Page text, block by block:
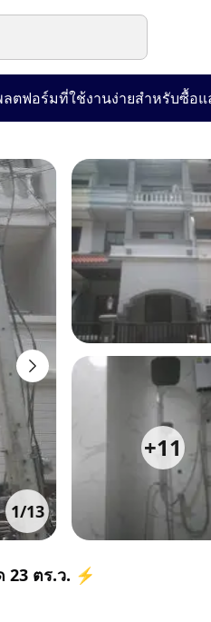
ร์มที่ใช้งานง่ายสำหรับซื้อและขา
1/13
+11
23 ตร.ว. ⚡